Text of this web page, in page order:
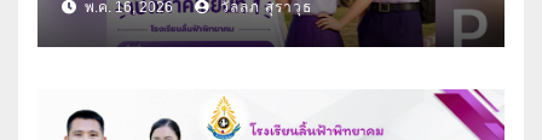
พ.ค. 16, 2026 วัลลภ สุราวุธ